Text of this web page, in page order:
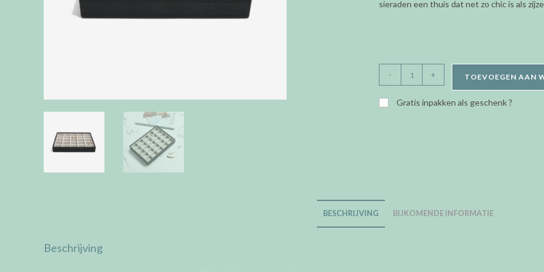
sieraden een thuis dat net zo chic is als
-
Classic
- + TOEVOEGEN AAN
Gratis inpakken als geschenk ?
BESCHRIJVING BIJKOMENDE INFORMATIE
Beschrijving